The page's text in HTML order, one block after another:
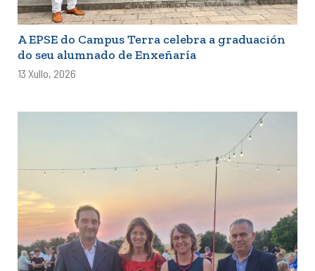
A EPSE do Campus Terra celebra a graduación
do seu alumnado de Enxeñaría
13 Xullo, 2026